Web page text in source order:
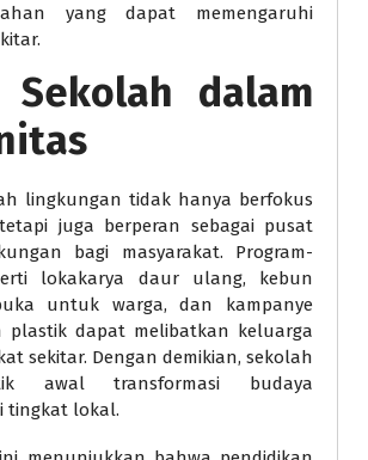
yang dapat memengaruhi
Sekolah dalam
lingkungan tidak hanya berfokus
juga berperan sebagai pusat
bagi masyarakat. Program-
lokakarya daur ulang, kebun
untuk warga, dan kampanye
plastik dapat melibatkan keluarga
sekitar. Dengan demikian, sekolah
awal transformasi budaya
tingkat lokal.